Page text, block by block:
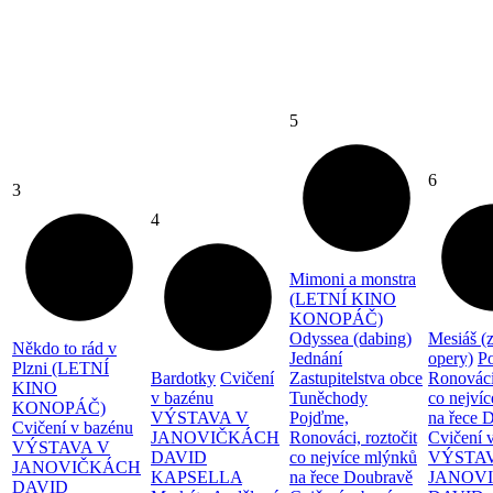
3
Někdo to rád v
Plzni (LETNÍ
KINO
KONOPÁČ)
Cvičení v bazénu
VÝSTAVA V
JANOVIČKÁCH
DAVID
4
Bardotky Cvičení
v bazénu
VÝSTAVA V
JANOVIČKÁCH
DAVID
KAPSELLA
5
Mimoni a monstra
(LETNÍ KINO
KONOPÁČ)
Odyssea (dabing)
Jednání
Zastupitelstva obce
Tuněchody
Pojďme,
Ronováci, roztočit
co nejvíce mlýnků
na řece Doubravě
6
Mesiáš
opery)
co
na řece
Cvičení